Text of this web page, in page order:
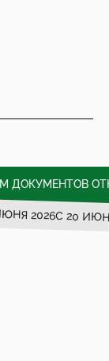
ДОКУМЕНТОВ
ИЮНЯ 2026 C 20